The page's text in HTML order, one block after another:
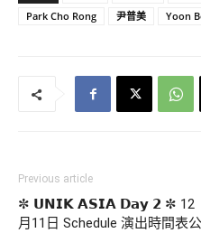
Park Cho Rong
尹普美 Yoon
Previous article
✼ 𝗨𝗡𝗜𝗞 𝗔𝗦𝗜𝗔 𝗗𝗮𝘆 𝟮 ✼ 12
月11日 Schedule 演出時間表公